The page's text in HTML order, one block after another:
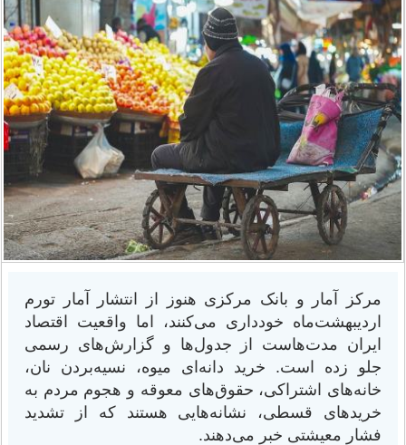
مرکز آمار و بانک مرکزی هنوز از انتشار آمار تورم
اردیبهشت‌ماه خودداری می‌کنند، اما واقعیت اقتصاد
ایران مدت‌هاست از جدول‌ها و گزارش‌های رسمی
جلو زده است. خرید دانه‌ای میوه، نسیه‌بردن نان،
خانه‌های اشتراکی، حقوق‌های معوقه و هجوم مردم به
خرید‌های قسطی، نشانه‌هایی هستند که از تشدید
فشار معیشتی خبر می‌دهند.